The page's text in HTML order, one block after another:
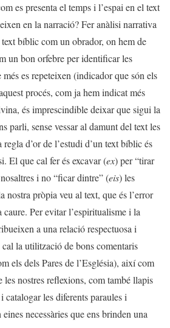
es presenta el temps i l’espai en el text
en la narració? Fer anàlisi narrativa
bíblic com un obrador, on hem de
un bon orfebre per identificar les
es repeteixen (indicador que són els
procés, com ja hem indicat més
és imprescindible deixar que sigui la
parli, sense vessar al damunt del text les
d’or de l’estudi d’un text bíblic és
El que cal fer és excavar (ex) per “tirar
i no “ficar dintre” (eis) les
nostra pròpia veu al text, que és l’error
caure. Per evitar l’espiritualisme i la
a una relació respectuosa i
la utilització de bons comentaris
els dels Pares de l’Església), així com
les nostres reflexions, com també llapis
les diferents paraules i
necessàries que ens brinden una